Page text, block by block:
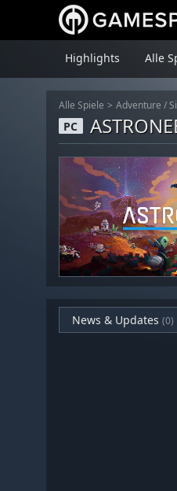
Highlights Alle
Alle Spiele Adventure /
PC
News & Updates (0)